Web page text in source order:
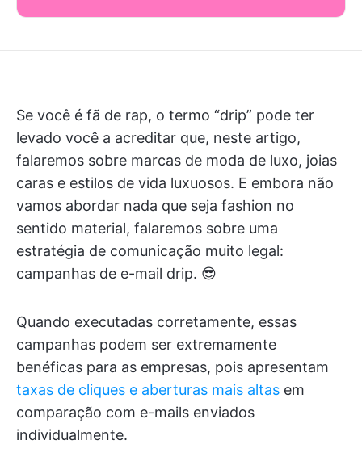
Se você é fã de rap, o termo “drip” pode ter
levado você a acreditar que, neste artigo,
falaremos sobre marcas de moda de luxo, joias
caras e estilos de vida luxuosos. E embora não
vamos abordar nada que seja fashion no
sentido material, falaremos sobre uma
estratégia de comunicação muito legal:
campanhas de e-mail drip. 😎
Quando executadas corretamente, essas
campanhas podem ser extremamente
benéficas para as empresas, pois apresentam
taxas de cliques e aberturas mais altas em
comparação com e-mails enviados
individualmente.